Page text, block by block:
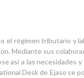
el régimen tributario y
Mediante sus
así a las necesidades
Desk de Ejaso se